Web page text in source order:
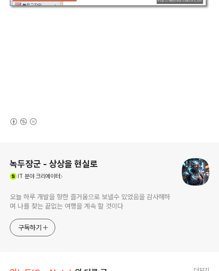
녹두장군 - 상상을 현실로
IT 분야 크리에이터
오늘 하루 개발을 향한 즐거움으로 보낼수 있었음을 감사해하
며 나를 찾는 끝없는 여행을 계속 할 것이다
구독하기